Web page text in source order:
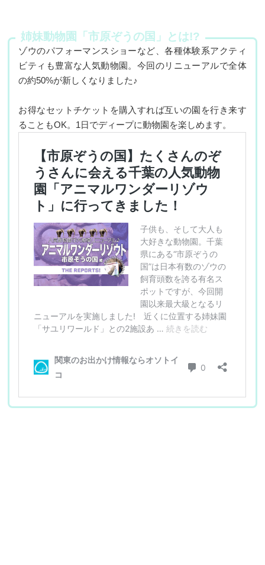
姉妹動物園「市原ぞうの国」とは!?
ゾウのパフォーマンスショーなど、各種体験系アクティ
ビティも豊富な人気動物園。今回のリニューアルで全体
の約50%が新しくなりました♪
お得なセットチケットを購入すれば互いの園を行き来す
ることもOK。1日でディープに動物園を楽しめます。